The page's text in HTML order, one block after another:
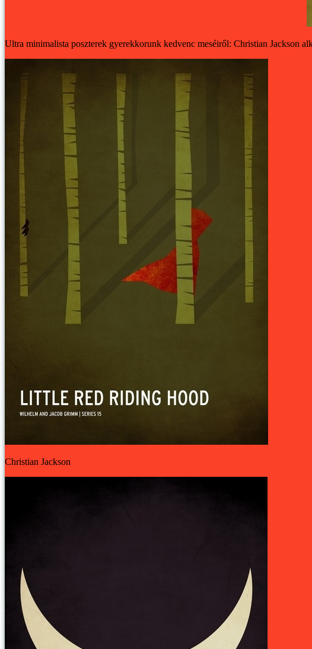
Ultra minimalista poszterek gyerekkorunk kedvenc meséiről: Christian Jackson
Christian Jackson